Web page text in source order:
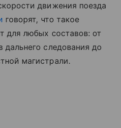
движения поезда
говорят, что такое
для любых составов: от
следования до
магистрали.